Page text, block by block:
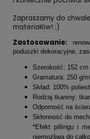
Zapraszamy do
materiałów! :)
Zastosowanie:
poduszki dekoracyjne,
Szerokość: 152 cm
Gramatura: 250 g/
Skład: 100%
Rodzaj tkaniny:
Odporność na
Skłonność do
*Efekt pillingu i
niemożliwą do